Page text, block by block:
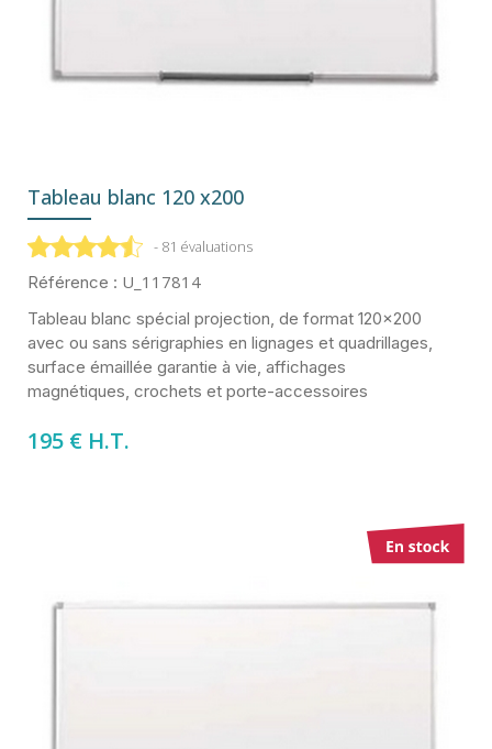
Tableau blanc 120 x200
- 81 évaluations
Référence : U_117814
Tableau blanc spécial projection, de format 120x200
avec ou sans sérigraphies en lignages et quadrillages,
surface émaillée garantie à vie, affichages
magnétiques, crochets et porte-accessoires
195 € H.T.